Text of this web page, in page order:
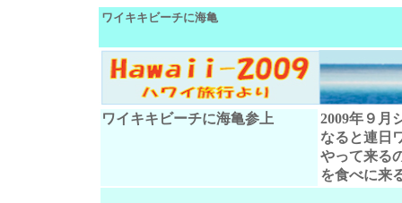
ワイキキビーチに海亀
ワイキキビーチに海亀参上
2009年９月
なると連日
やって来る
を食べに来